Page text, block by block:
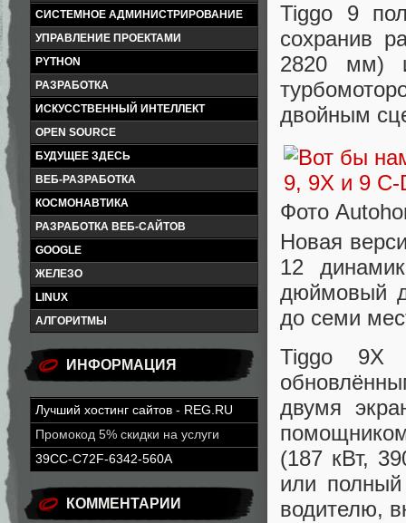
СИСТЕМНОЕ АДМИНИСТРИРОВАНИЕ
УПРАВЛЕНИЕ ПРОЕКТАМИ
PYTHON
РАЗРАБОТКА
ИСКУССТВЕННЫЙ ИНТЕЛЛЕКТ
OPEN SOURCE
БУДУЩЕЕ ЗДЕСЬ
ВЕБ-РАЗРАБОТКА
КОСМОНАВТИКА
РАЗРАБОТКА ВЕБ-САЙТОВ
GOOGLE
ЖЕЛЕЗО
LINUX
АЛГОРИТМЫ
ИНФОРМАЦИЯ
Лучший хостинг сайтов - REG.RU
Промокод 5% скидки на услуги
39CC-C72F-6342-560A
КОММЕНТАРИИ
Tiggo 9
сохранив
2820 мм)
двойным
Фото
Новая
12
дюймовый
до семи
Tiggo 9X
двумя
(187 кВт,
или
водителю,